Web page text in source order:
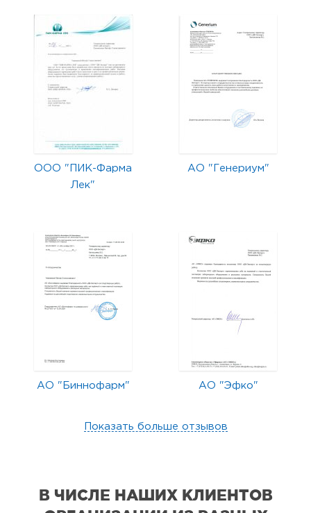
ООО "ПИК-Фарма
Лек"
АО "Генериум"
АО "Биннофарм" АО "Эфко"
Показать больше отзывов
В ЧИСЛЕ НАШИХ КЛИЕНТОВ